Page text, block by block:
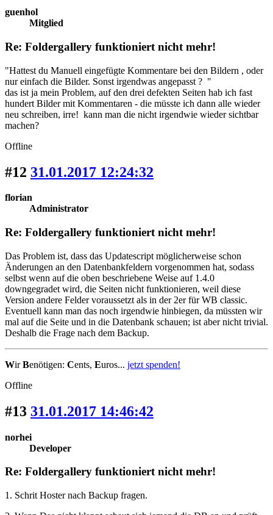
guenhol
Mitglied
Re: Foldergallery funktioniert nicht mehr!
"Hattest du Manuell eingefügte Kommentare bei den Bildern , oder
nur einfach die Bilder. Sonst irgendwas angepasst ? "
das ist ja mein Problem, auf den drei defekten Seiten hab ich fast
hundert Bilder mit Kommentaren - die müsste ich dann alle wieder
neu schreiben, irre! kann man die nicht irgendwie wieder sichtbar
machen?
Offline
#12 31.01.2017 12:24:32
florian
Administrator
Re: Foldergallery funktioniert nicht mehr!
Das Problem ist, dass das Updatescript möglicherweise schon
Änderungen an den Datenbankfeldern vorgenommen hat, sodass
selbst wenn auf die oben beschriebene Weise auf 1.4.0
downgegradet wird, die Seiten nicht funktionieren, weil diese
Version andere Felder voraussetzt als in der 2er für WB classic.
Eventuell kann man das noch irgendwie hinbiegen, da müssten wir
mal auf die Seite und in die Datenbank schauen; ist aber nicht trivial.
Deshalb die Frage nach dem Backup.
WirBenötigen: Cents, Euros... jetzt spenden!
Offline
#13 31.01.2017 14:46:42
norhei
Developer
Re: Foldergallery funktioniert nicht mehr!
1. Schrit Hoster nach Backup fragen.